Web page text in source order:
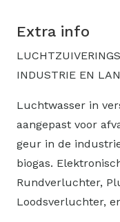
Extra info
INDUSTRIE EN
Luchtwasser in
aangepast voor
geur in de
biogas.
Rundverluchter,
Loodsverluchter,